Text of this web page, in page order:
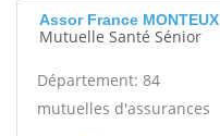
Assor France MONTEUX
Mutuelle Santé Sénior
Département: 84
mutuelles d'assurances